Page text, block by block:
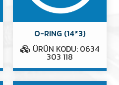
O-RING (14*3)
ÜRÜN KODU: 0634
303 118